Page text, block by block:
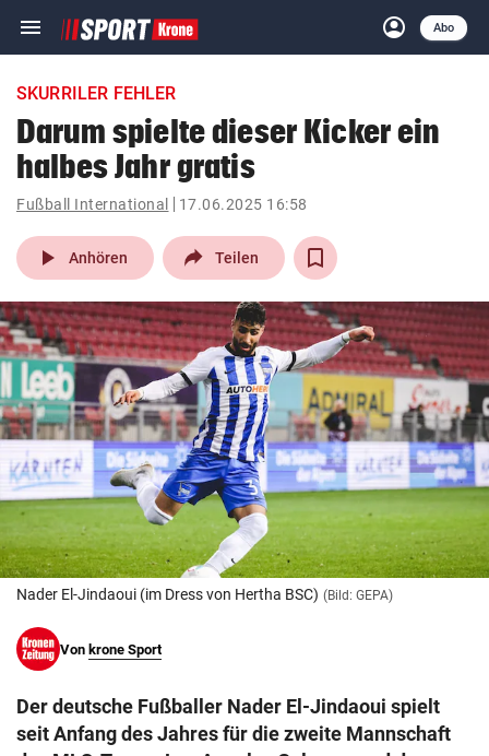
menu Navigation
ein-/ausklappen
account_circle
Anmelden
Abo
close Schließen
account_circle Anmelden
pin_drop
Wien arrow_right
bookmark
search
Suchbegriff
eingeben
© Krone Multimedia GmbH & Co KG 2026
Muthgasse 2, 1190 Wien
SKURRILER FEHLER
Darum spielte dieser Kicker ein
halbes Jahr gratis
Fußball International 17.06.2025 16:58
play_arrow Anhören Teilen
Nader El-Jindaoui (im Dress von Hertha BSC) (Bild: GEPA)
Von krone Sport
Der deutsche Fußballer Nader El-Jindaoui spielt
seit Anfang des Jahres für die zweite Mannschaft